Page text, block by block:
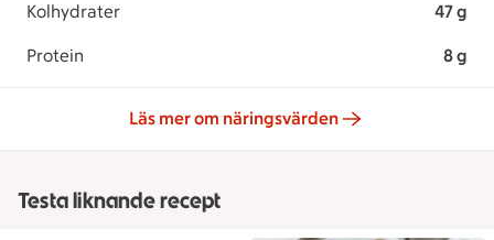
Kolhydrater 47 g
Protein 8 g
Läs mer om näringsvärden
Testa liknande recept